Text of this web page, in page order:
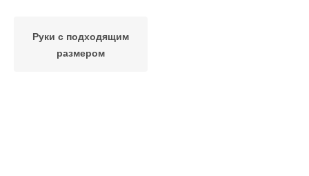
Руки с подходящим
размером